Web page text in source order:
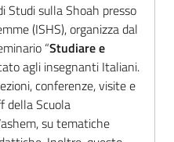
Studi sulla Shoah presso
(ISHS), organizza dal
“Studiare e
agli insegnanti Italiani.
conferenze, visite e
della Scuola
su tematiche